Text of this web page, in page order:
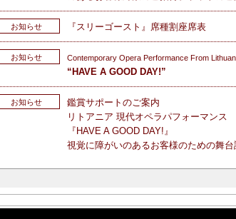
お知らせ 『スリーゴースト』席種割座席表
お知らせ Contemporary Opera Performance From
“HAVE A GOOD DAY!”
お知らせ
鑑賞サポートのご案内
リトアニア 現代オペラパフォーマンス
『HAVE A GOOD DAY!』
視覚に障がいのあるお客様のための舞台